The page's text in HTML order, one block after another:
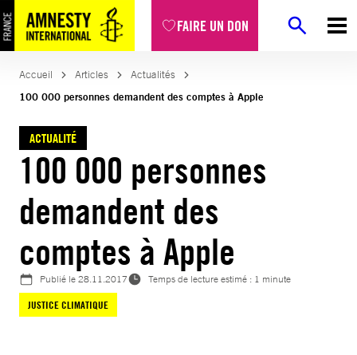
FAIRE UN DON
Aller
au
contenu
Accueil Articles
Actualités
100 000 personnes demandent des comptes à Apple
ACTUALITÉ
100 000 personnes
demandent des
comptes à Apple
Publié le28.11.2017
Temps de lecture estimé : 1 minute
JUSTICE CLIMATIQUE